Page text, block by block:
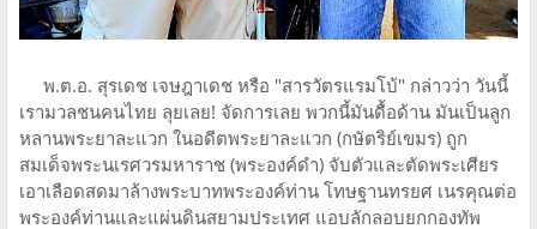
พ.ต.อ. สุรเดช เจษฎาเดช หรือ "สารวัตรแรมโบ้" กล่าวว่า วันนี้
เรามวลชนคนไทย ลุยเลย! จัดการเลย พวกนี้มันดื้อด้าน มันเป็นลูก
หลานพระยาละแวก ในอดีตพระยาละแวก (กษัตริย์เขมร) ถูก
สมเด็จพระนเรศวรมหาราช (พระองค์ดำ) จับตัวและตัดพระเศียร
เอาเลือดสดมาล้างพระบาทพระองค์ท่าน โทษฐานทรยศ เนรคุณต่อ
พระองค์ท่านและแผ่นดินสยามประเทศ แอบลักลอบยกกองทัพ